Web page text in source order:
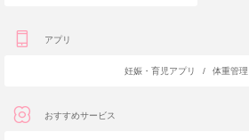
アプリ
妊娠・育児アプリ / 体重管理
おすすめサービス